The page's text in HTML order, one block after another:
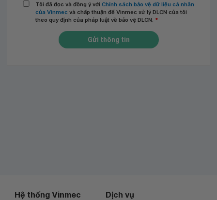
Tôi đã đọc và đồng ý với Chính sách bảo vệ dữ liệu cá nhân
của Vinmec và chấp thuận để Vinmec xử lý DLCN của tôi
theo quy định của pháp luật về bảo vệ DLCN. *
Gửi thông tin
Hệ thống Vinmec Dịch vụ